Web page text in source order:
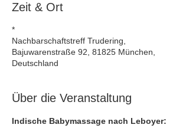
Zeit & Ort
*
Nachbarschaftstreff Trudering,
Bajuwarenstraße 92, 81825 München,
Deutschland
Über die Veranstaltung
Indische Babymassage nach Leboyer: